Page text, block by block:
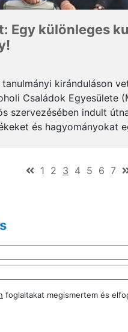
Egy különleges
kiránduláson
Családok Egyesülete
szervezésében indult
és hagyományokat
1 2 3 (current)
4 5 6 7
foglaltakat megismertem és